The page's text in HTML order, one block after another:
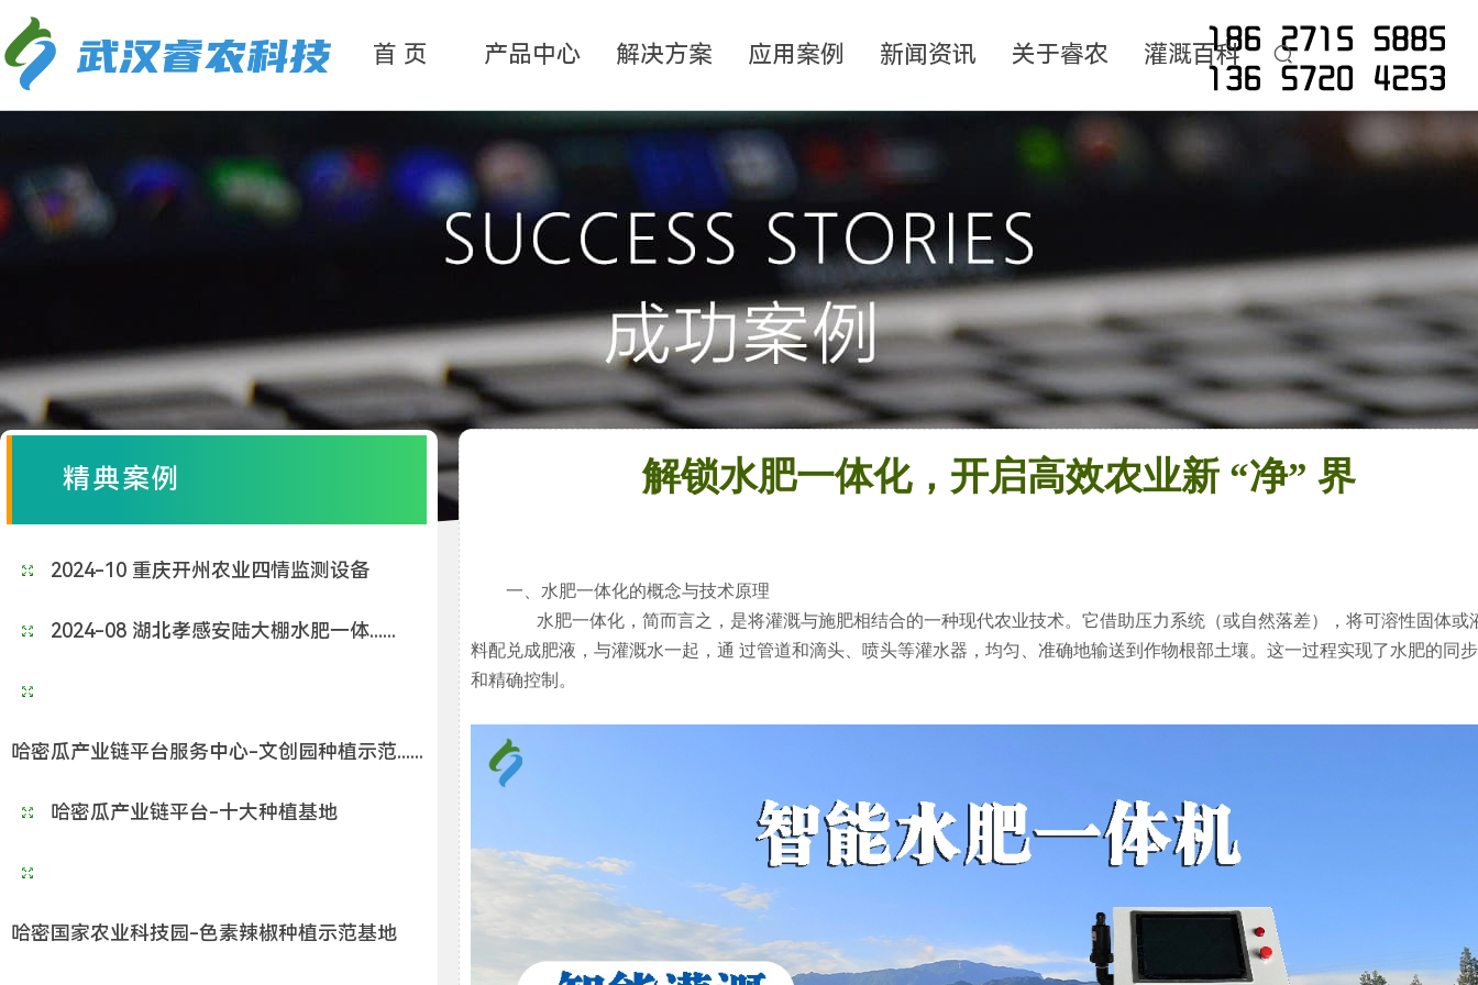
首 页 产品中心 解决方案 应用案例 新闻资讯 关于睿农 灌溉百科
解锁水肥一体化，开启高效农业新 “净” 界
一、水肥一体化的概念与技术原理
水肥一体化，简而言之，是将灌溉与施肥相结合的一种现代农业技术。它借助压力系统（或自然落差），将可溶性固体或
料配兑成肥液，与灌溉水一起，通 过管道和滴头、喷头等灌水器，均匀、准确地输送到作物根部土壤。这一过程实现了水肥的同
和精确控制。
精典案例
2024-10 重庆开州农业四情监测设备
2024-08 湖北孝感安陆大棚水肥一体......
哈密瓜产业链平台服务中心-文创园种植示范......
哈密瓜产业链平台-十大种植基地
哈密国家农业科技园-色素辣椒种植示范基地